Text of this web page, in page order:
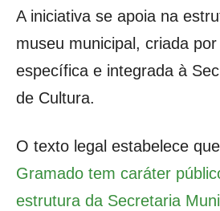
A iniciativa se apoia na
museu municipal, criada
específica e integrada à
de Cultura.
O texto legal estabelece que
Gramado tem caráter
estrutura da Secretaria